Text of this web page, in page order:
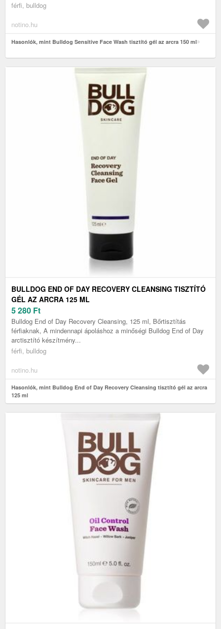
férfi, bulldog
notino.hu
Hasonlók, mint Bulldog Sensitive Face Wash tisztító gél az arcra 150 ml
BULLDOG END OF DAY RECOVERY CLEANSING TISZTÍTÓ
GÉL AZ ARCRA 125 ML
5 280 Ft
Bulldog End of Day Recovery Cleansing, 125 ml, Bőrtisztítás
férfiaknak, A mindennapi ápoláshoz a minőségi Bulldog End of Day
arctisztító készítmény...
férfi, bulldog
notino.hu
Hasonlók, mint Bulldog End of Day Recovery Cleansing tisztító gél az arcra
125 ml